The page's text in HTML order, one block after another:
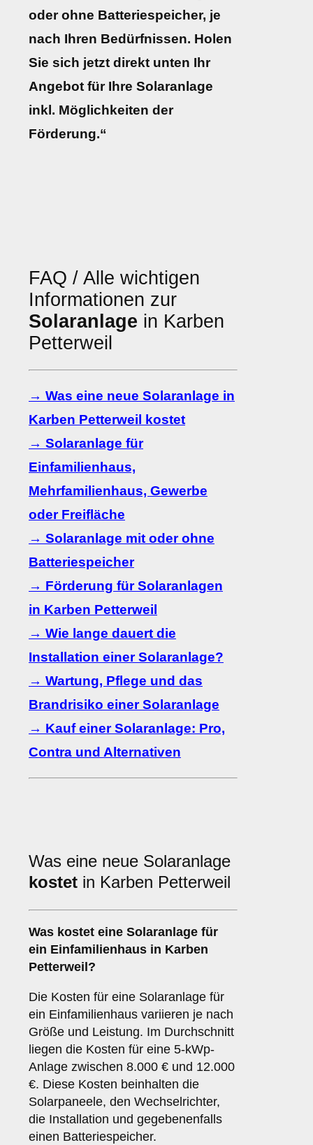
oder ohne Batteriespeicher, je
nach Ihren Bedürfnissen. Holen
Sie sich jetzt direkt unten Ihr
Angebot für Ihre Solaranlage
inkl. Möglichkeiten der
Förderung.“
FAQ / Alle wichtigen
Informationen zur
Solaranlage in Karben
Petterweil
→ Was eine neue Solaranlage in
Karben Petterweil kostet
→ Solaranlage für
Einfamilienhaus,
Mehrfamilienhaus, Gewerbe
oder Freifläche
→ Solaranlage mit oder ohne
Batteriespeicher
→ Förderung für Solaranlagen
in Karben Petterweil
→ Wie lange dauert die
Installation einer Solaranlage?
→ Wartung, Pflege und das
Brandrisiko einer Solaranlage
→ Kauf einer Solaranlage: Pro,
Contra und Alternativen
Was eine neue Solaranlage
kostet in Karben Petterweil
Was kostet eine Solaranlage für
ein Einfamilienhaus in Karben
Petterweil?
Die Kosten für eine Solaranlage für
ein Einfamilienhaus variieren je nach
Größe und Leistung. Im Durchschnitt
liegen die Kosten für eine 5-kWp-
Anlage zwischen 8.000 € und 12.000
€. Diese Kosten beinhalten die
Solarpaneele, den Wechselrichter,
die Installation und gegebenenfalls
einen Batteriespeicher.